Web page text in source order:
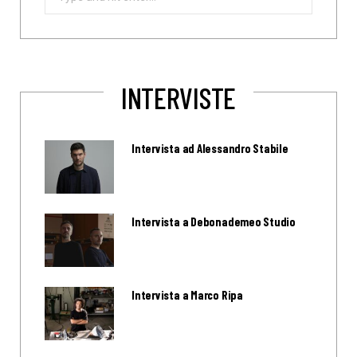
INTERVISTE
Intervista ad Alessandro Stabile
Intervista a Debonademeo Studio
Intervista a Marco Ripa